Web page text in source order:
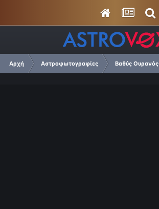
Αρχή Αστροφωτογραφίες Βαθύς Ουρανός